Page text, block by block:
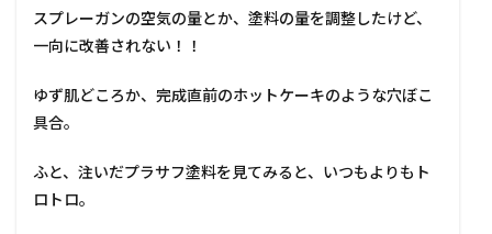
スプレーガンの空気の量とか、塗料の量を調整したけど、
一向に改善されない！！
ゆず肌どころか、完成直前のホットケーキのような穴ぼこ
具合。
ふと、注いだプラサフ塗料を見てみると、いつもよりもト
ロトロ。